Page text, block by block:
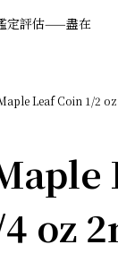
定評估——盡在
Leaf Coin 1/2
oz